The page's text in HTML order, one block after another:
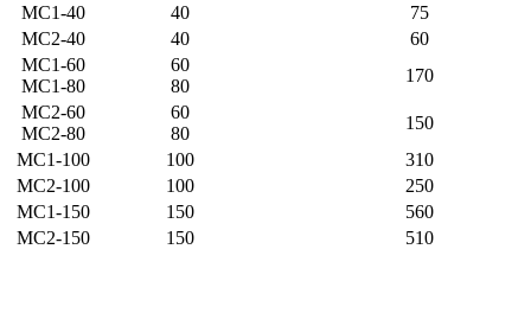
МС1-40
40
75
МС2-40
40
60
МС1-60
МС1-80
60
80
170
МС2-60
МС2-80
60
80
150
МС1-100
100
310
МС2-100
100
250
МС1-150
150
560
МС2-150
150 510